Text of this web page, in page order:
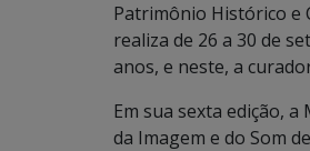
Patrimônio Histórico e
realiza de 26 a 30 de
anos, e neste, a
Em sua sexta edição,
da Imagem e do Som